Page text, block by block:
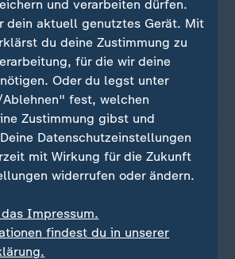
zu holen, machte die
der Commerzbank deutlich.
Christine Elsner und Henning
und verarbeiten dürfen.
dein aktuell genutztes Gerät. Mit
du deine Zustimmung zu
für die wir deine
Oder du legst unter
fest, welchen
Zustimmung gibst und
Datenschutzeinstellungen
mit Wirkung für die Zukunft
widerrufen oder ändern.
Impressum.
findest du in unserer